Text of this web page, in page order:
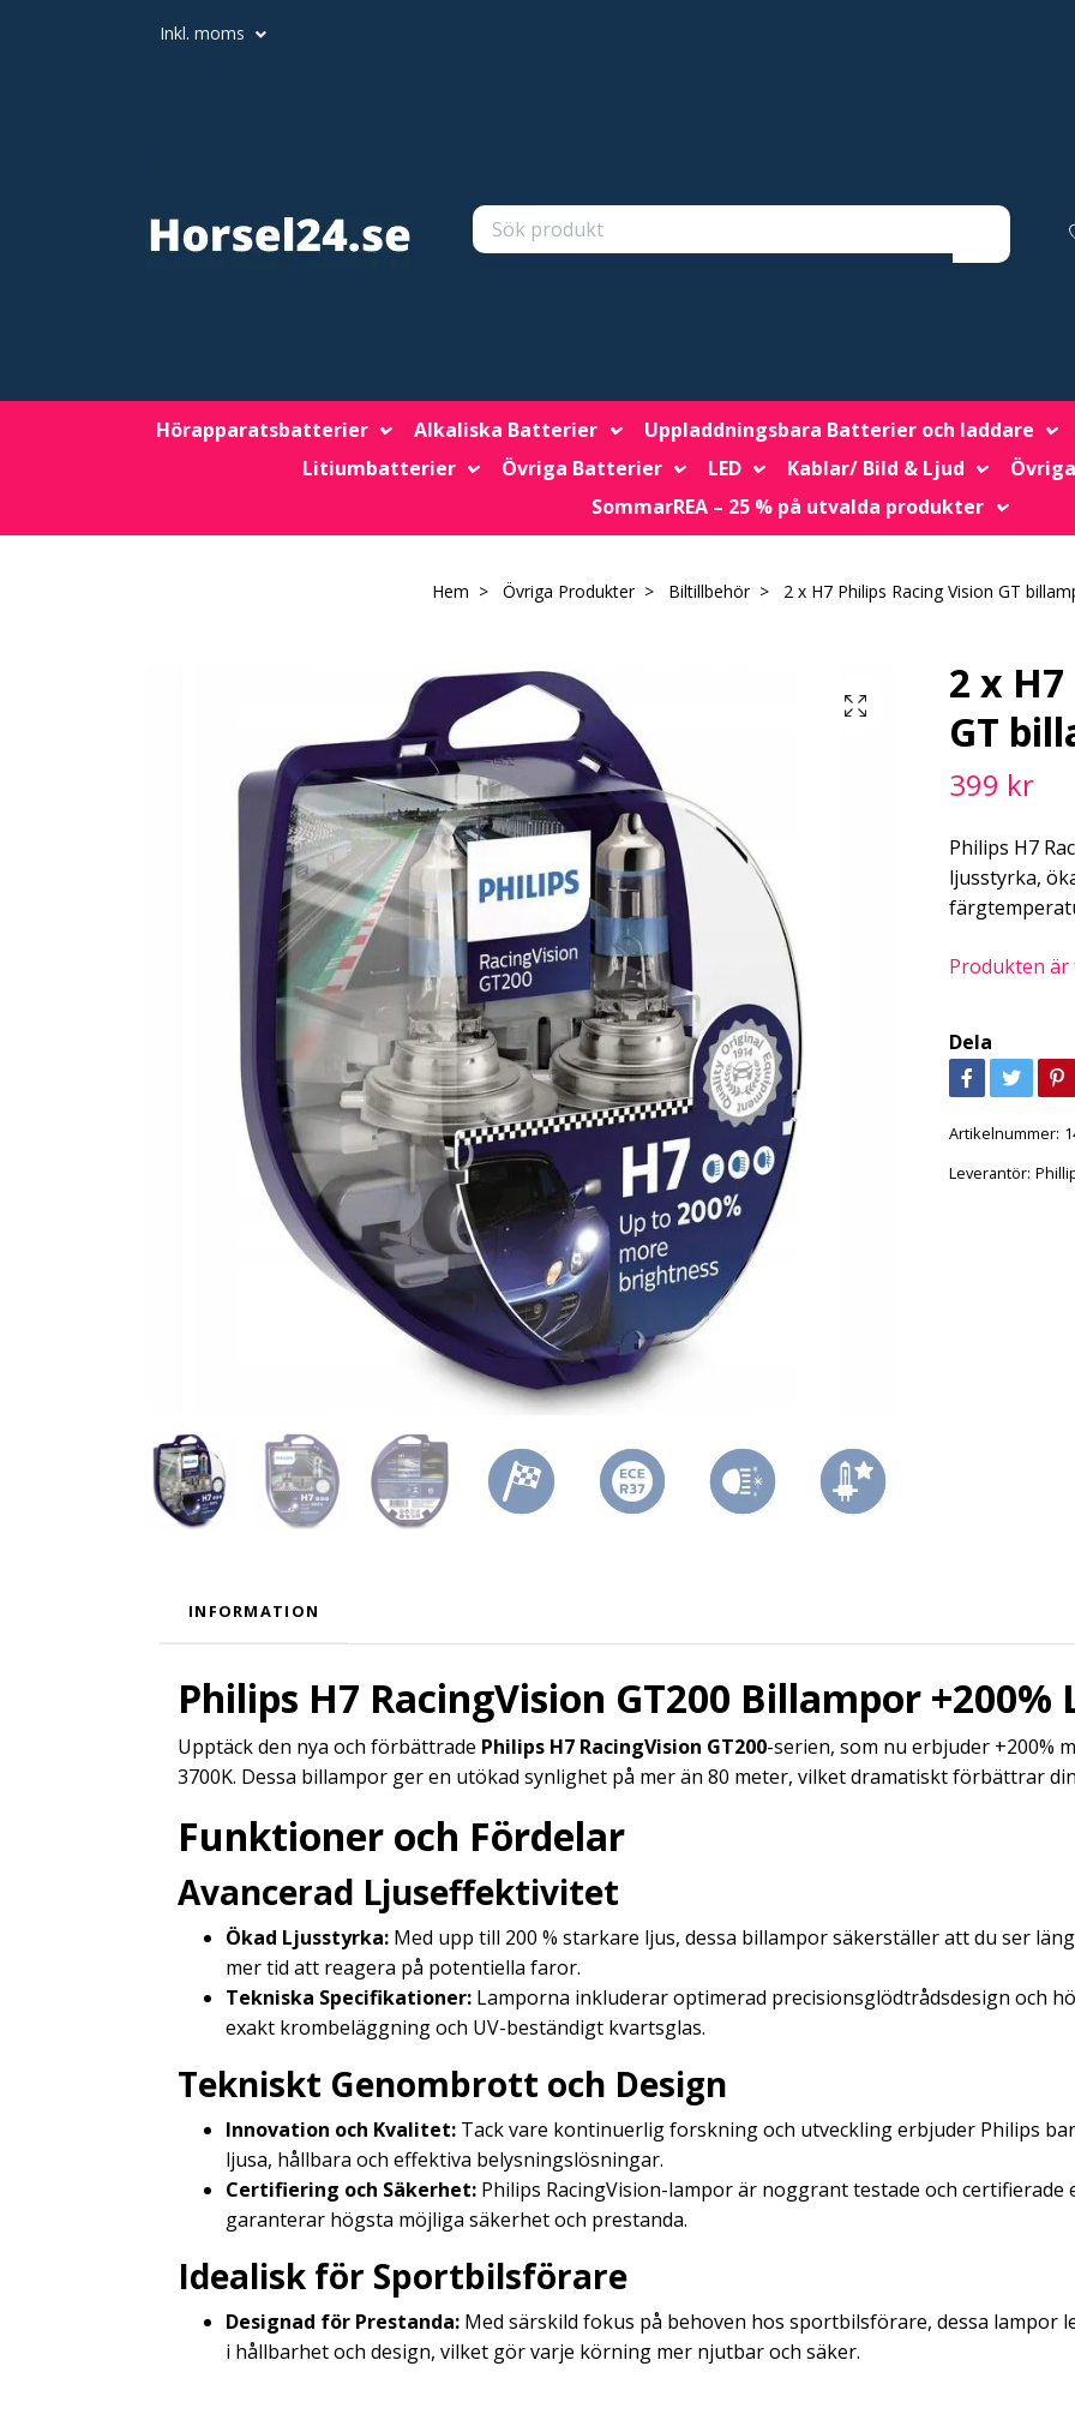
Inkl. moms
Hörapparatsbatterier Alkaliska Batterier Uppladdningsbara Batterier och laddare
Litiumbatterier
Övriga Batterier LED Kablar/ Bild & Ljud
SommarREA – 25 % på utvalda produkter
Hem Övriga Produkter Biltillbehör 2 x H7 Philips Racing Vision GT
2 x
GT
399 kr
Philips H7
ljusstyrka,
Produkten är
Dela
Artikelnummer:
Leverantör:
INFORMATION
Philips H7 RacingVision GT200 Billampor
Upptäck den nya och förbättrade Philips H7 RacingVision GT200-serien, som nu erbjuder +200%
3700K. Dessa billampor ger en utökad synlighet på mer än 80 meter, vilket dramatiskt förbättrar
Funktioner och Fördelar
Avancerad Ljuseffektivitet
Ökad Ljusstyrka: Med upp till 200 % starkare ljus, dessa billampor säkerställer att du ser
mer tid att reagera på potentiella faror.
Tekniska Specifikationer: Lamporna inkluderar optimerad precisionsglödtrådsdesign och
exakt krombeläggning och UV-beständigt kvartsglas.
Tekniskt Genombrott och Design
Innovation och Kvalitet: Tack vare kontinuerlig forskning och utveckling erbjuder Philips
ljusa, hållbara och effektiva belysningslösningar.
Certifiering och Säkerhet: Philips RacingVision-lampor är noggrant testade och certifierade
garanterar högsta möjliga säkerhet och prestanda.
Idealisk för Sportbilsförare
Designad för Prestanda: Med särskild fokus på behoven hos sportbilsförare, dessa lampor
i hållbarhet och design, vilket gör varje körning mer njutbar och säker.